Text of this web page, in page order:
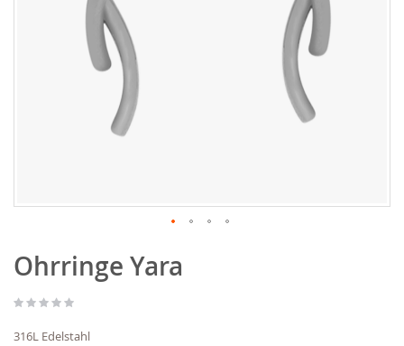
Anfang
der
springen
Ohrringe Yara
316L Edelstahl